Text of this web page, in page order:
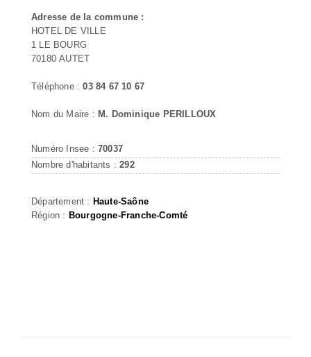
Adresse de la commune :
HOTEL DE VILLE
1 LE BOURG
70180 AUTET
Téléphone :03 84 67 10 67
Nom du Maire : M. Dominique PERILLOUX
Numéro Insee : 70037
Nombre d'habitants :292
Département : Haute-Saône
Région : Bourgogne-Franche-Comté